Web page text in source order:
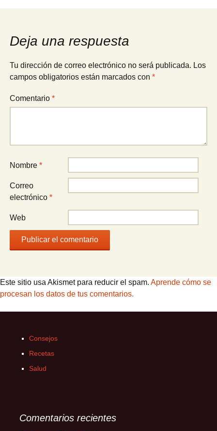
Deja una respuesta
Tu dirección de correo electrónico no será publicada. Los
campos obligatorios están marcados con *
Comentario *
Nombre *
Correo
electrónico *
Web
Este sitio usa Akismet para reducir el spam. Aprende cómo se
procesan los datos de tus comentarios.
Consejos
Recetas
Salud
Comentarios recientes